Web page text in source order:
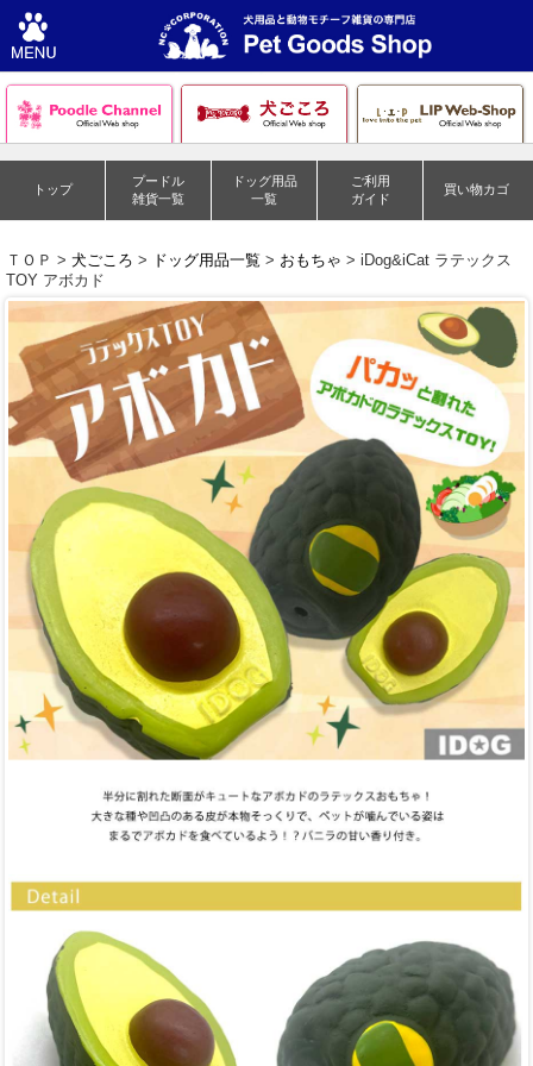
トップ
プードル
雑貨一覧
ドッグ用品
一覧
ご利用
ガイド
買い物カゴ
ＴＯＰ > 犬ごころ > ドッグ用品一覧 > おもちゃ > iDog&iCat ラテックス
TOY アボカド